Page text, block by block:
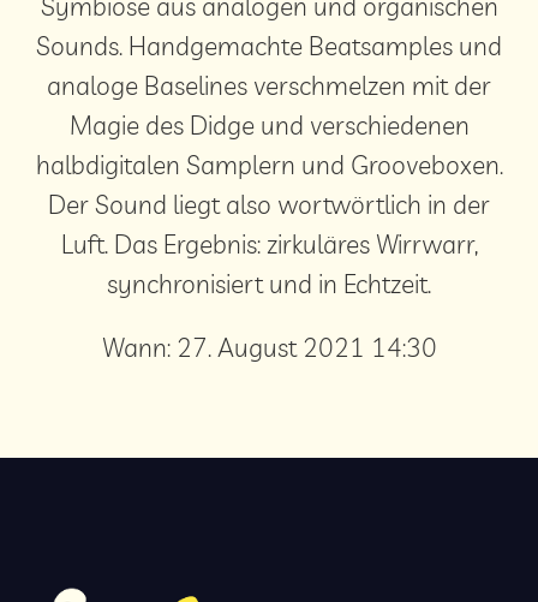
Sounds. Handgemachte Beatsamples und
analoge Baselines verschmelzen mit der
Magie des Didge und verschiedenen
halbdigitalen Samplern und Grooveboxen.
Der Sound liegt also wortwörtlich in der
Luft. Das Ergebnis: zirkuläres Wirrwarr,
synchronisiert und in Echtzeit.
Wann: 27. August 2021 14:30